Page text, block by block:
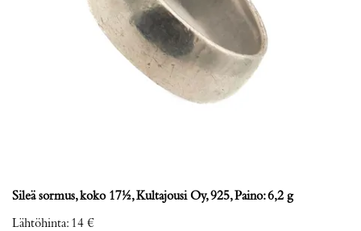
Sileä sormus, koko 17½, Kultajousi Oy, 925, Paino: 6,2 g
Lähtöhinta: 14 €